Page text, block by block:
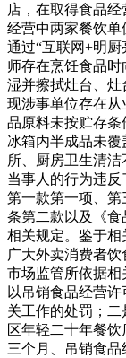
店，在取得食品
经营中两家餐饮
通过“互联网+明
师存在烹饪食品
湿并擦拭灶台、
现涉事单位存在从
品原料未按贮存条
冰箱内半成品未
所、厨房卫生清洁
当事人的行为违
第一款第一项、
条第二款以及《
相关规定。鉴于
广大外卖消费者
市场监管所依据
以吊销食品经营
关工作的处罚；
区年轻二十年餐
三个月、吊销食